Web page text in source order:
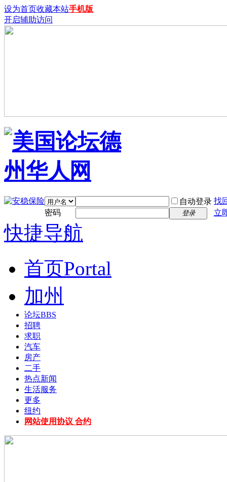
设为首页收藏本站手机版
开启辅助访问
自动登录 找
密码
登录 立
快捷导航
首页Portal
加州
论坛BBS
招聘
求职
汽车
房产
二手
热点新闻
生活服务
更多
纽约
网站使用协议 合约